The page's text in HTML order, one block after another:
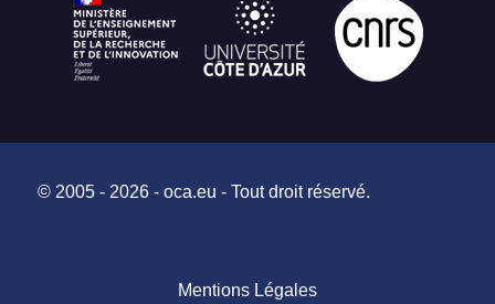
© 2005 - 2026 - oca.eu - Tout droit réservé.
Mentions Légales